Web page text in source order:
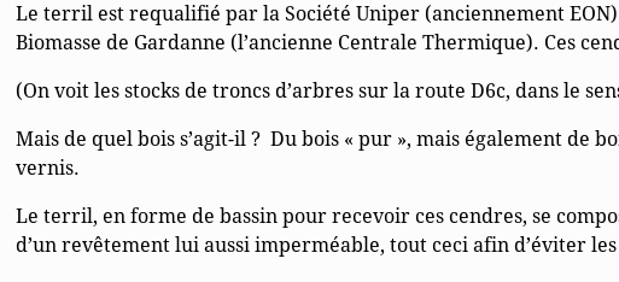
Le terril est requalifié par la Société Uniper (anciennement
Biomasse de Gardanne (l’ancienne Centrale Thermique). Ces
(On voit les stocks de troncs d’arbres sur la route D6c, dans le
Mais de quel bois s’agit-il ? Du bois « pur », mais également de
vernis.
Le terril, en forme de bassin pour recevoir ces cendres, se
d’un revêtement lui aussi imperméable, tout ceci afin d’éviter